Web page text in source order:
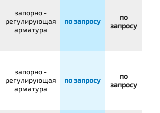
запорно -
регулирующая
арматура
по запросу
по
запросу
запорно -
регулирующая
арматура
по запросу
по
запросу